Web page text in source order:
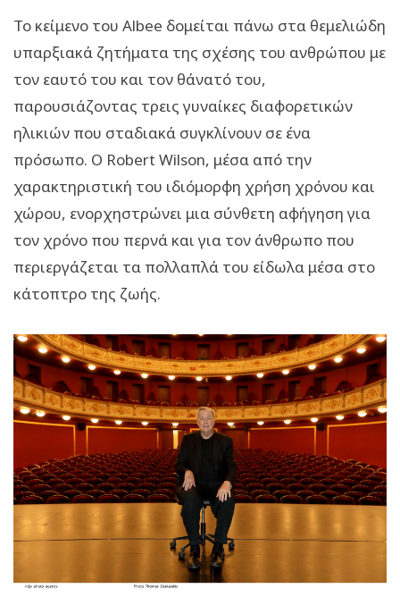
Το κείμενο του Albee δομείται πάνω στα θεμελιώδη
υπαρξιακά ζητήματα της σχέσης του ανθρώπου με
τον εαυτό του και τον θάνατό του,
παρουσιάζοντας τρεις γυναίκες διαφορετικών
ηλικιών που σταδιακά συγκλίνουν σε ένα
πρόσωπο. Ο Robert Wilson, μέσα από την
χαρακτηριστική του ιδιόμορφη χρήση χρόνου και
χώρου, ενορχηστρώνει μια σύνθετη αφήγηση για
τον χρόνο που περνά και για τον άνθρωπο που
περιεργάζεται τα πολλαπλά του είδωλα μέσα στο
κάτοπτρο της ζωής.